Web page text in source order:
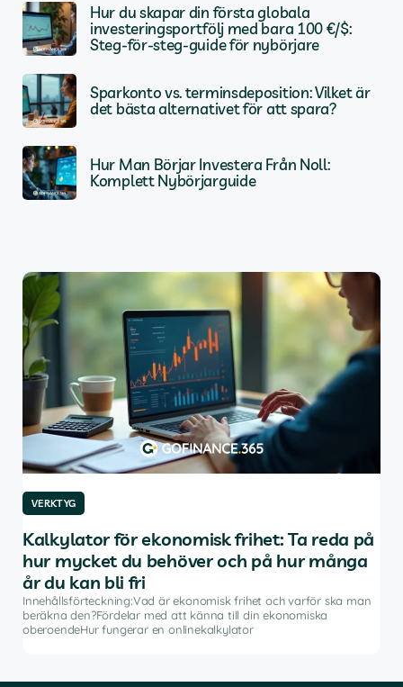
Hur du skapar din första globala
investeringsportfölj med bara 100 €/$:
Steg-för-steg-guide för nybörjare
Sparkonto vs. terminsdeposition: Vilket är
det bästa alternativet för att spara?
Hur Man Börjar Investera Från Noll:
Komplett Nybörjarguide
VERKTYG
Kalkylator för ekonomisk frihet: Ta reda på
hur mycket du behöver och på hur många
år du kan bli fri
Innehållsförteckning:Vad är ekonomisk frihet och varför ska man
beräkna den?Fördelar med att känna till din ekonomiska
oberoendeHur fungerar en onlinekalkylator